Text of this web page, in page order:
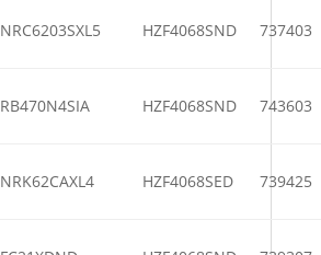
NRC6203SXL5 HZF4068SND 737403
RB470N4SIA HZF4068SND 743603
NRK62CAXL4 HZF4068SED 739425